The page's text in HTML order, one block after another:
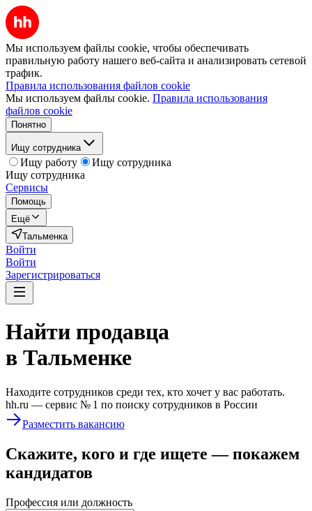
Мы используем файлы cookie, чтобы обеспечивать
правильную работу нашего веб-сайта и анализировать сетевой
трафик.
Правила использования файлов cookie
Мы используем файлы cookie. Правила использования
файлов cookie
Понятно
Ищу сотрудника
Ищу работу
Ищу сотрудника
Ищу сотрудника
Сервисы
Помощь
Ещё
Тальменка
Войти
Войти
Зарегистрироваться
Найти продавца
в Тальменке
Находите сотрудников среди тех, кто хочет у вас работать.
hh.ru — сервис № 1 по поиску сотрудников в России
Разместить вакансию
Скажите, кого и где ищете — покажем
кандидатов
Профессия или должность